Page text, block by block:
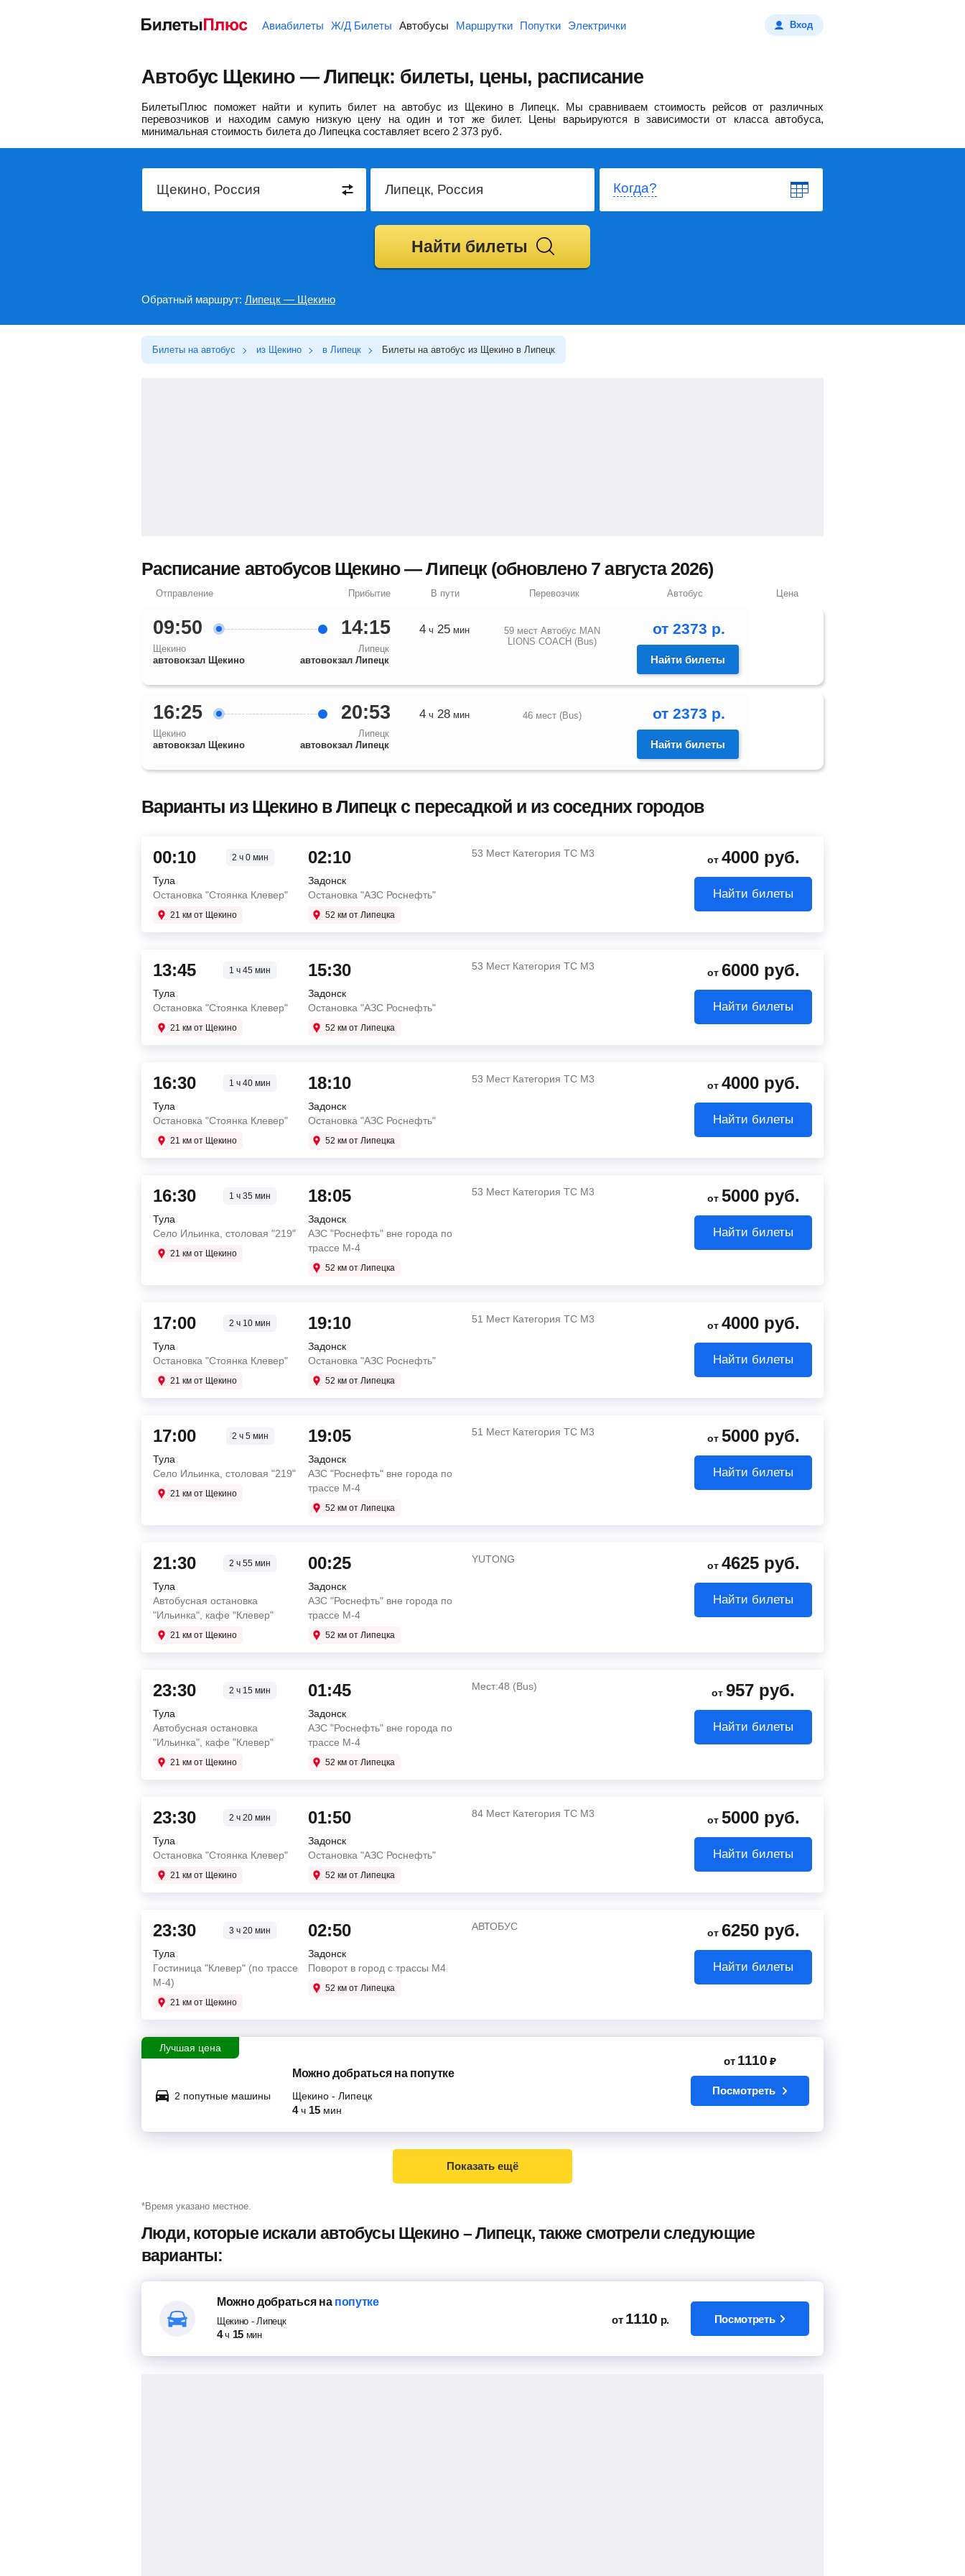
Авиабилеты Ж/Д Билеты Автобусы Маршрутки Попутки Электрички Вход
Автобус Щекино — Липецк: билеты, цены, расписание
БилетыПлюс поможет найти и купить билет на автобус из Щекино в Липецк.
Мы сравниваем стоимость рейсов от различных
перевозчиков и находим самую низкую цену на один и тот же билет. Цены варьируются в зависимости от класса автобуса,
минимальная стоимость билета до Липецка составляет всего 2 373 руб.
Когда?
Найти билеты
Обратный маршрут: Липецк — Щекино
Билеты на автобус из Щекино в Липецк Билеты на автобус из Щекино в Липецк
Расписание автобусов Щекино — Липецк (обновлено 7 августа 2026)
Отправление Прибытие В пути Перевозчик Автобус Цена
09:50
Щекино
автовокзал Щекино
14:15
Липецк
автовокзал Липецк
4ч 25мин
59 мест Автобус MAN
LIONS COACH (Bus)
от 2373 р.
Найти билеты
16:25
Щекино
автовокзал Щекино
20:53
Липецк
автовокзал Липецк
4ч 28мин 46 мест (Bus) от 2373 р.
Найти билеты
Варианты из Щекино в Липецк с пересадкой и из соседних городов
00:10 2 ч 0 мин
Тула
Остановка "Стоянка Клевер"
21 км от Щекино
02:10
Задонск
Остановка "АЗС Роснефть"
52 км от Липецка
53 Мест Категория ТС М3
от 4000 руб.
Найти билеты
13:45 1 ч 45 мин
Тула
Остановка "Стоянка Клевер"
21 км от Щекино
15:30
Задонск
Остановка "АЗС Роснефть"
52 км от Липецка
53 Мест Категория ТС М3
от 6000 руб.
Найти билеты
16:30 1 ч 40 мин
Тула
Остановка "Стоянка Клевер"
21 км от Щекино
18:10
Задонск
Остановка "АЗС Роснефть"
52 км от Липецка
53 Мест Категория ТС М3
от 4000 руб.
Найти билеты
16:30 1 ч 35 мин
Тула
Село Ильинка, столовая "219"
21 км от Щекино
18:05
Задонск
АЗС "Роснефть" вне города по
трассе М-4
52 км от Липецка
53 Мест Категория ТС М3
от 5000 руб.
Найти билеты
17:00 2 ч 10 мин
Тула
Остановка "Стоянка Клевер"
21 км от Щекино
19:10
Задонск
Остановка "АЗС Роснефть"
52 км от Липецка
51 Мест Категория ТС М3
от 4000 руб.
Найти билеты
17:00 2 ч 5 мин
Тула
Село Ильинка, столовая "219"
21 км от Щекино
19:05
Задонск
АЗС "Роснефть" вне города по
трассе М-4
52 км от Липецка
51 Мест Категория ТС М3
от 5000 руб.
Найти билеты
21:30 2 ч 55 мин
Тула
Автобусная остановка
"Ильинка", кафе "Клевер"
21 км от Щекино
00:25
Задонск
АЗС "Роснефть" вне города по
трассе М-4
52 км от Липецка
YUTONG
от 4625 руб.
Найти билеты
23:30 2 ч 15 мин
Тула
Автобусная остановка
"Ильинка", кафе "Клевер"
21 км от Щекино
01:45
Задонск
АЗС "Роснефть" вне города по
трассе М-4
52 км от Липецка
Мест:48 (Bus)
от957 руб.
Найти билеты
23:30 2 ч 20 мин
Тула
Остановка "Стоянка Клевер"
21 км от Щекино
01:50
Задонск
Остановка "АЗС Роснефть"
52 км от Липецка
84 Мест Категория ТС М3
от 5000 руб.
Найти билеты
23:30 3 ч 20 мин
Тула
Гостиница "Клевер" (по трассе
М-4)
21 км от Щекино
02:50
Задонск
Поворот в город с трассы М4
52 км от Липецка
АВТОБУС
от 6250 руб.
Найти билеты
Лучшая цена
2 попутные машины
Можно добраться на попутке
Щекино - Липецк
4 ч 15 мин
от 1110 ₽
Посмотреть
Показать ещё
*Время указано местное.
Люди, которые искали автобусы Щекино – Липецк, также смотрели следующие
варианты:
Можно добратьсяна попутке
Щекино -Липецк
4 ч 15 мин
от 1110 р. Посмотреть